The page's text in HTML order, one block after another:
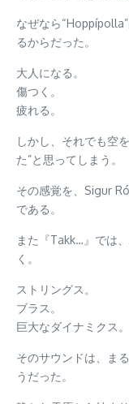
なぜなら
るからだった。
大人になる。
傷つく。
疲れる。
しかし、それでも空
た”と思ってしまう。
その感覚を、Sigur
である。
また『Takk…』では
く。
ストリングス。
ブラス。
巨大なダイナミクス。
そのサウンドは、ま
うだった。